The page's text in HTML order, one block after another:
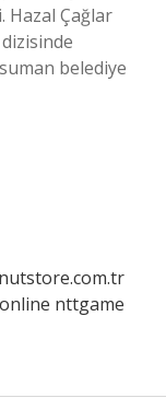
Hazal Çağlar
dizisinde
belediye
nttgame